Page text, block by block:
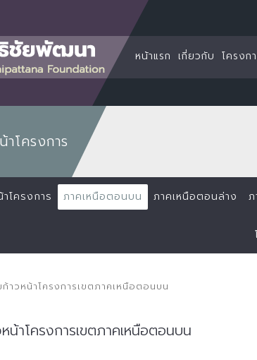
หน้าแรก เกี่ยวกับ โครงก
โครงการ
โครงการ ภาคเหนือตอนบน ภาคเหนือตอนล่าง
าวหน้าโครงการเขตภาคเหนือตอนบน
น้าโครงการเขตภาคเหนือตอนบน